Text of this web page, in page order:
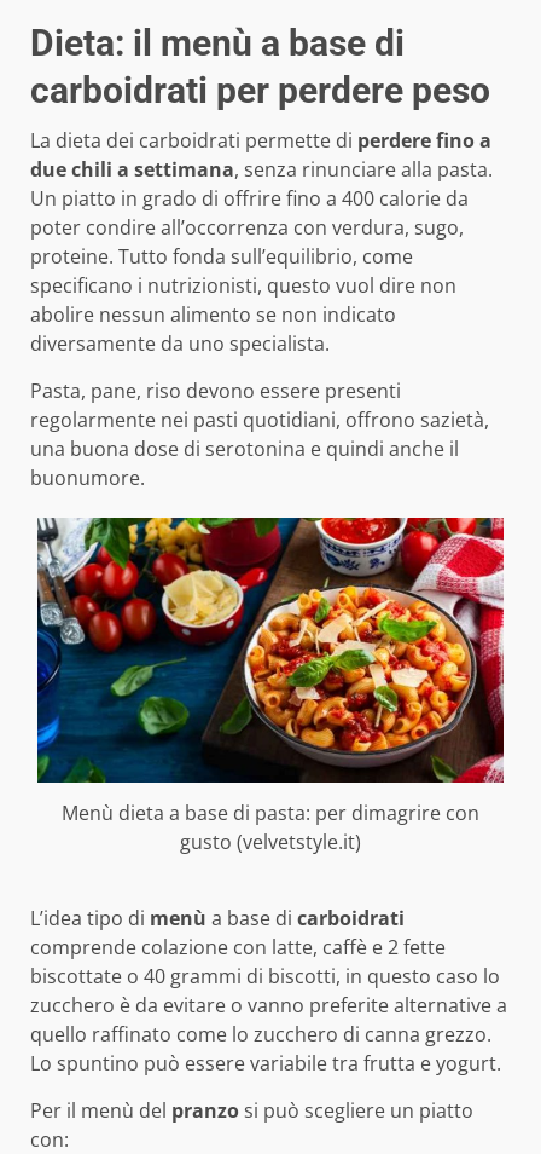
Dieta: il menù a base di
carboidrati per perdere peso
La dieta dei carboidrati permette di perdere fino a
due chili a settimana, senza rinunciare alla pasta.
Un piatto in grado di offrire fino a 400 calorie da
poter condire all’occorrenza con verdura, sugo,
proteine. Tutto fonda sull’equilibrio, come
specificano i nutrizionisti, questo vuol dire non
abolire nessun alimento se non indicato
diversamente da uno specialista.
Pasta, pane, riso devono essere presenti
regolarmente nei pasti quotidiani, offrono sazietà,
una buona dose di serotonina e quindi anche il
buonumore.
Menù dieta a base di pasta: per dimagrire con
gusto (velvetstyle.it)
L’idea tipo di menù a base di carboidrati
comprende colazione con latte, caffè e 2 fette
biscottate o 40 grammi di biscotti, in questo caso lo
zucchero è da evitare o vanno preferite alternative a
quello raffinato come lo zucchero di canna grezzo.
Lo spuntino può essere variabile tra frutta e yogurt.
Per il menù del pranzosi può scegliere un piatto
con: